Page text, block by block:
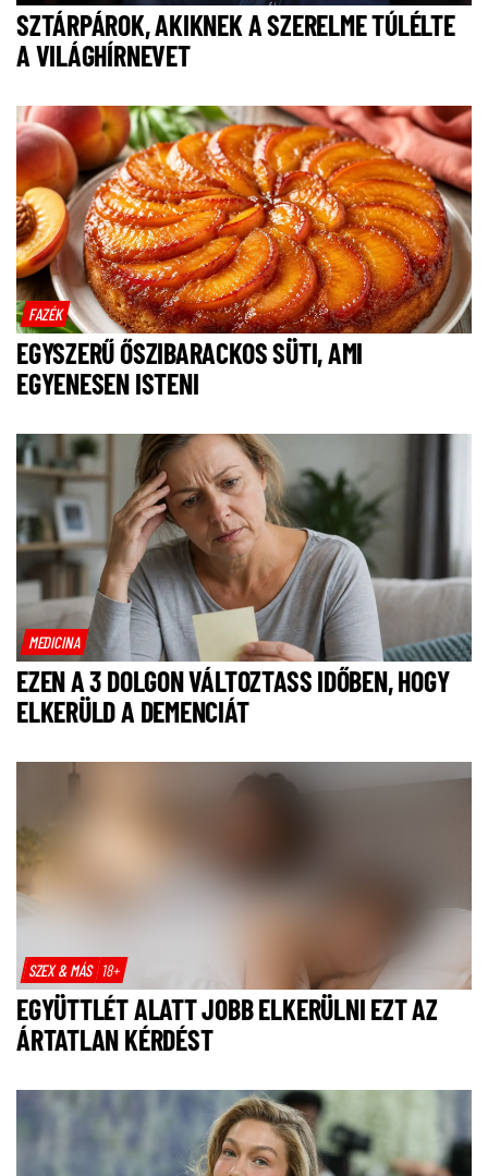
SZTÁRPÁROK, AKIKNEK A SZERELME TÚLÉLTE
A VILÁGHÍRNEVET
FAZÉK
EGYSZERŰ ŐSZIBARACKOS SÜTI, AMI
EGYENESEN ISTENI
MEDICINA
EZEN A 3 DOLGON VÁLTOZTASS IDŐBEN, HOGY
ELKERÜLD A DEMENCIÁT
SZEX & MÁS 18+
EGYÜTTLÉT ALATT JOBB ELKERÜLNI EZT AZ
ÁRTATLAN KÉRDÉST